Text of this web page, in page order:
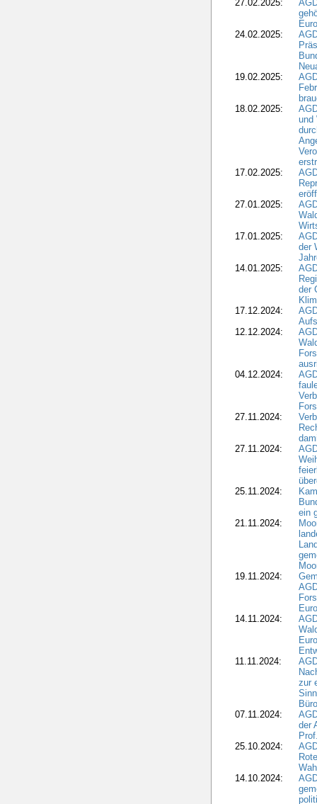
27.02.2025:
24.02.2025:
19.02.2025:
18.02.2025:
und
17.02.2025:
27.01.2025:
17.01.2025:
der
14.01.2025:
der
17.12.2024:
12.12.2024:
04.12.2024:
27.11.2024:
27.11.2024:
25.11.2024:
ein
21.11.2024:
19.11.2024:
14.11.2024:
11.11.2024:
zur
07.11.2024:
der
25.10.2024:
14.10.2024: